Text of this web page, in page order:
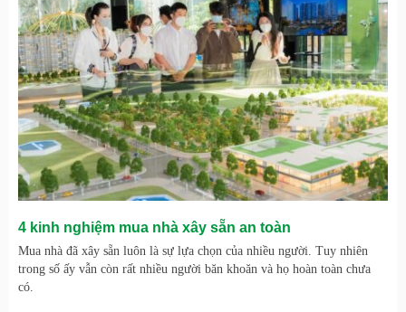
4 kinh nghiệm mua nhà xây sẵn an toàn
Mua nhà đã xây sẵn luôn là sự lựa chọn của nhiều người. Tuy nhiên
trong số ấy vẫn còn rất nhiều người băn khoăn và họ hoàn toàn chưa
có.